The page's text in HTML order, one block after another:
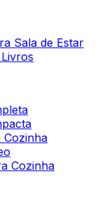
Sala de Estar
Cozinha
Cozinha